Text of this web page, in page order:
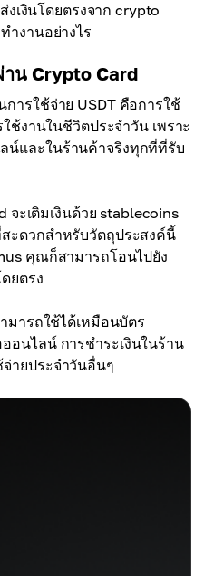
เงินโดยตรงจาก crypto
ำงานอย่างไร
าน Crypto Card
ารใช้จ่าย USDT คือการใช้
ช้งานในชีวิตประจำวัน เพราะ
น์และในร้านค้าจริงทุกที่ที่รับ
จะเติมเงินด้วย stablecoins
ะดวกสำหรับวัตถุประสงค์นี้
คุณก็สามารถโอนไปยัง
ยตรง
มารถใช้ได้เหมือนบัตร
อนไลน์ การชำระเงินในร้าน
ายประจำวันอื่นๆ